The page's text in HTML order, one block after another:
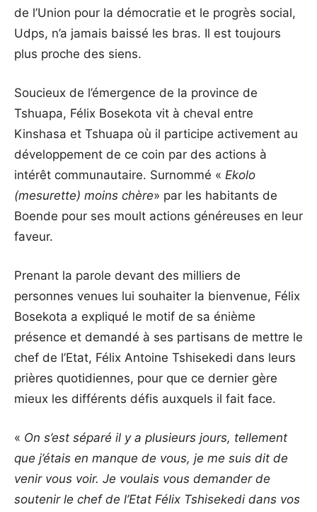
de l’Union pour la démocratie et le progrès social,
Udps, n’a jamais baissé les bras. Il est toujours
plus proche des siens.
Soucieux de l’émergence de la province de
Tshuapa, Félix Bosekota vit à cheval entre
Kinshasa et Tshuapa où il participe activement au
développement de ce coin par des actions à
intérêt communautaire. Surnommé « Ekolo
(mesurette) moins chère» par les habitants de
Boende pour ses moult actions généreuses en leur
faveur.
Prenant la parole devant des milliers de
personnes venues lui souhaiter la bienvenue, Félix
Bosekota a expliqué le motif de sa énième
présence et demandé à ses partisans de mettre le
chef de l’Etat, Félix Antoine Tshisekedi dans leurs
prières quotidiennes, pour que ce dernier gère
mieux les différents défis auxquels il fait face.
« On s’est séparé il y a plusieurs jours, tellement
que j’étais en manque de vous, je me suis dit de
venir vous voir. Je voulais vous demander de
soutenir le chef de l’Etat Félix Tshisekedi dans vos